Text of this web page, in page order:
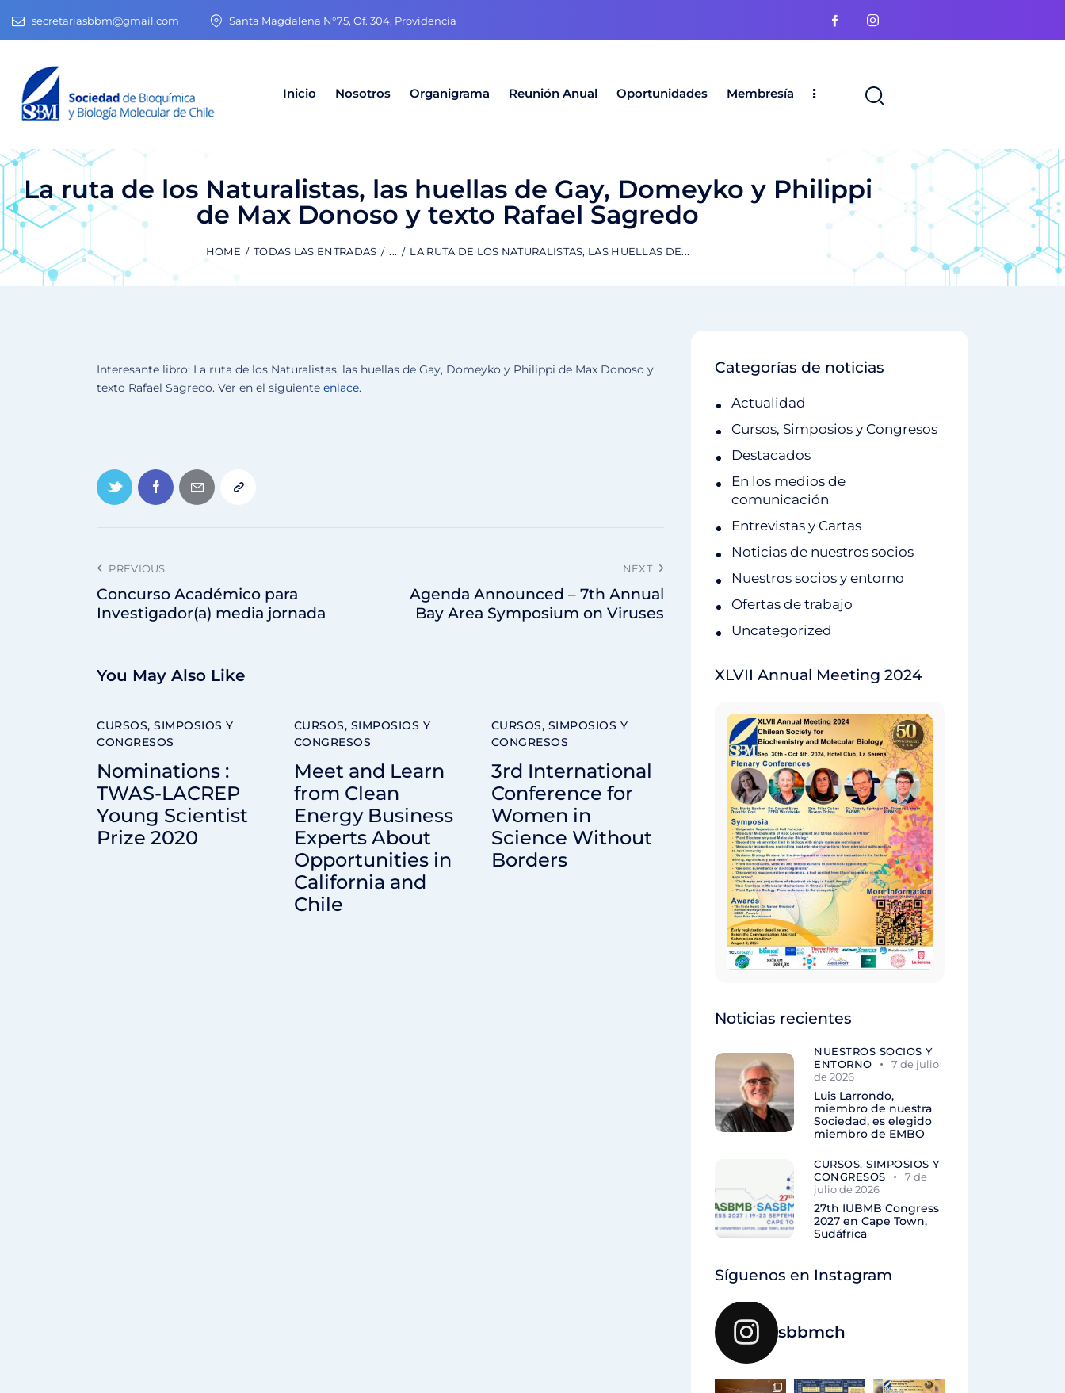
secretariasbbm@gmail.com Santa Magdalena N°75, Of. 304, Providencia
Inicio Nosotros Organigrama Reunión Anual Oportunidades Membresía
La ruta de los Naturalistas, las huellas de Gay, Domeyko y Philippi
de Max Donoso y texto Rafael Sagredo
HOME TODAS LAS ENTRADAS ... LA RUTA DE LOS NATURALISTAS, LAS HUELLAS DE...
Interesante libro: La ruta de los Naturalistas, las huellas de Gay, Domeyko y Philippi de Max Donoso y
texto Rafael Sagredo. Ver en el siguiente enlace.
PREVIOUS
Concurso Académico para
Investigador(a) media jornada
NEXT
Agenda Announced – 7th Annual
Bay Area Symposium on Viruses
You May Also Like
CURSOS, SIMPOSIOS Y
CONGRESOS
Nominations :
TWAS-LACREP
Young Scientist
Prize 2020
CURSOS, SIMPOSIOS Y
CONGRESOS
Meet and Learn
from Clean
Energy Business
Experts About
Opportunities in
California and
Chile
CURSOS, SIMPOSIOS Y
CONGRESOS
3rd International
Conference for
Women in
Science Without
Borders
Categorías de noticias
Actualidad
Cursos, Simposios y Congresos
Destacados
En los medios de
comunicación
Entrevistas y Cartas
Noticias de nuestros socios
Nuestros socios y entorno
Ofertas de trabajo
Uncategorized
XLVII Annual Meeting 2024
Noticias recientes
NUESTROS SOCIOS Y
ENTORNO
7 de julio
de 2026
Luis Larrondo,
miembro de nuestra
Sociedad, es elegido
miembro de EMBO
CURSOS, SIMPOSIOS Y
CONGRESOS
7 de
julio de 2026
27th IUBMB Congress
2027 en Cape Town,
Sudáfrica
Síguenos en Instagram
sbbmch